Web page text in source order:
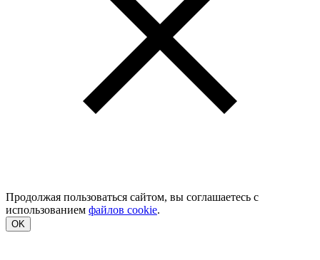
Продолжая пользоваться сайтом, вы соглашаетесь с
использованием файлов cookie.
OK